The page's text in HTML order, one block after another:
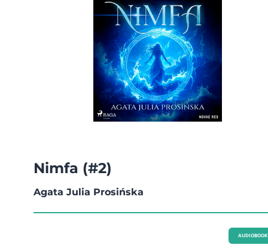
Nimfa (#2)
Agata Julia Prosińska
AUDIOBOOK